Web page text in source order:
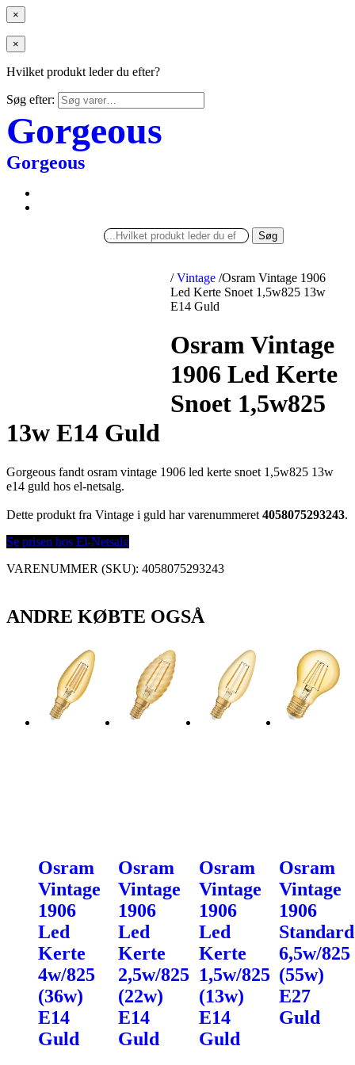
×
×
Hvilket produkt leder du efter?
Søg efter:
Gorgeous
Gorgeous
Søg
/ Vintage /Osram Vintage 1906
Led Kerte Snoet 1,5w825 13w
E14 Guld
Osram Vintage
1906 Led Kerte
Snoet 1,5w825
13w E14 Guld
Gorgeous fandt osram vintage 1906 led kerte snoet 1,5w825 13w
e14 guld hos el-netsalg.
Dette produkt fra Vintage i guld har varenummeret 4058075293243.
Se prisen hos El-Netsalg
VARENUMMER (SKU): 4058075293243
ANDRE KØBTE OGSÅ
Osram
Vintage
1906
Led
Kerte
4w/825
(36w)
E14
Guld
Osram
Vintage
1906
Led
Kerte
2,5w/825
(22w)
E14
Guld
Osram
Vintage
1906
Led
Kerte
1,5w/825
(13w)
E14
Guld
Osram
Vintage
1906
Standard
6,5w/825
(55w)
E27
Guld